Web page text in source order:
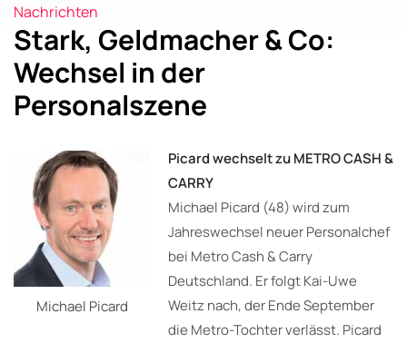
Nachrichten
Stark, Geldmacher & Co:
Wechsel in der
Personalszene
Michael Picard
Picard wechselt zu METRO CASH &
CARRY
Michael Picard (48) wird zum
Jahreswechsel neuer Personalchef
bei Metro Cash & Carry
Deutschland. Er folgt Kai-Uwe
Weitz nach, der Ende September
die Metro-Tochter verlässt. Picard